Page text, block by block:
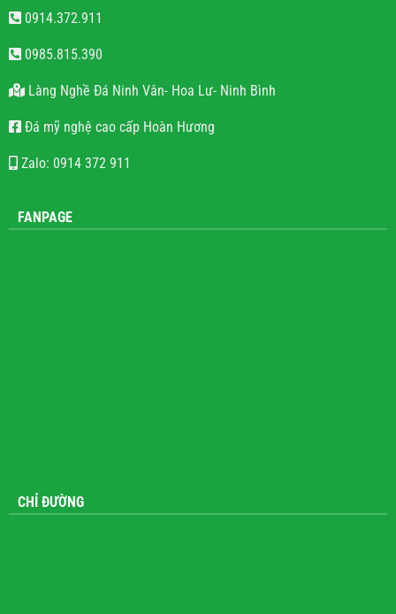
Đá Mỹ Nghệ Hoàn Hương
0914.372.911
0985.815.390
Làng Nghề Đá Ninh Vân- Hoa Lư- Ninh Bình
Đá mỹ nghệ cao cấp Hoàn Hương